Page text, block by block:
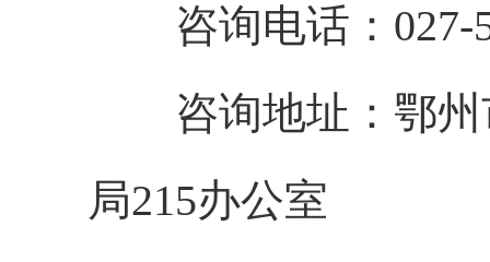
咨询电话： 027-
咨询地址： 鄂
局215办公室